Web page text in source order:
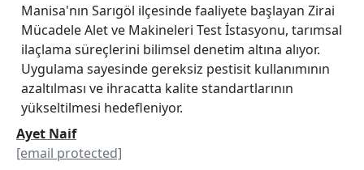
Manisa'nın Sarıgöl ilçesinde faaliyete başlayan Zirai
Mücadele Alet ve Makineleri Test İstasyonu, tarımsal
ilaçlama süreçlerini bilimsel denetim altına alıyor.
Uygulama sayesinde gereksiz pestisit kullanımının
azaltılması ve ihracatta kalite standartlarının
yükseltilmesi hedefleniyor.
Ayet Naif
[email protected]